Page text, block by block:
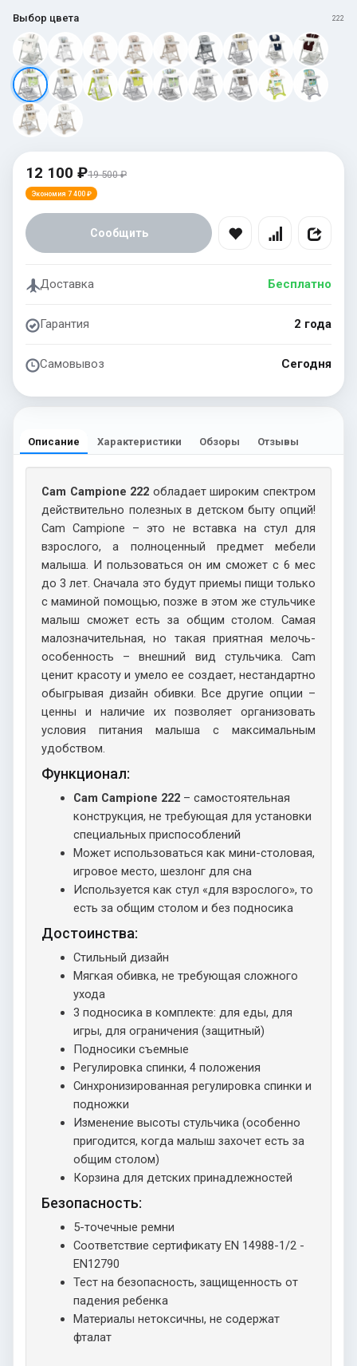
Выбор цвета 222
12 100 ₽19 500 ₽
Экономия 7 400 ₽
Сообщить
Доставка Бесплатно
Гарантия 2 года
Самовывоз Сегодня
Описание Характеристики Обзоры Отзывы
Cam Campione 222 обладает широким спектром
действительно полезных в детском быту опций!
Cam Campione – это не вставка на стул для
взрослого, а полноценный предмет мебели
малыша. И пользоваться он им сможет с 6 мес
до 3 лет. Сначала это будут приемы пищи только
с маминой помощью, позже в этом же стульчике
малыш сможет есть за общим столом. Самая
малозначительная, но такая приятная мелочь-
особенность – внешний вид стульчика. Cam
ценит красоту и умело ее создает, нестандартно
обыгрывая дизайн обивки. Все другие опции –
ценны и наличие их позволяет организовать
условия питания малыша с максимальным
удобством.
Функционал:
Cam Campione 222 – самостоятельная
конструкция, не требующая для установки
специальных приспособлений
Может использоваться как мини-столовая,
игровое место, шезлонг для сна
Используется как стул «для взрослого», то
есть за общим столом и без подносика
Достоинства:
Стильный дизайн
Мягкая обивка, не требующая сложного
ухода
3 подносика в комплекте: для еды, для
игры, для ограничения (защитный)
Подносики съемные
Регулировка спинки, 4 положения
Синхронизированная регулировка спинки и
подножки
Изменение высоты стульчика (особенно
пригодится, когда малыш захочет есть за
общим столом)
Корзина для детских принадлежностей
Безопасность:
5-точечные ремни
Соответствие сертификату EN 14988-1/2 -
EN12790
Тест на безопасность, защищенность от
падения ребенка
Материалы нетоксичны, не содержат
фталат